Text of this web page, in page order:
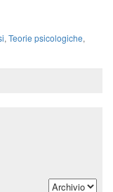
,Teorie psicologiche,